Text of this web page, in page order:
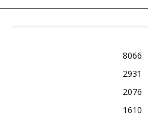
8066
2931
2076
1610